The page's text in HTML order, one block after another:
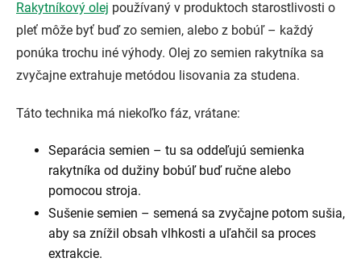
Rakytníkový olej používaný v produktoch starostlivosti o
pleť môže byť buď zo semien, alebo z bobúľ – každý
ponúka trochu iné výhody. Olej zo semien rakytníka sa
zvyčajne extrahuje metódou lisovania za studena.
Táto technika má niekoľko fáz, vrátane:
Separácia semien – tu sa oddeľujú semienka
rakytníka od dužiny bobúľ buď ručne alebo
pomocou stroja.
Sušenie semien – semená sa zvyčajne potom sušia,
aby sa znížil obsah vlhkosti a uľahčil sa proces
extrakcie.